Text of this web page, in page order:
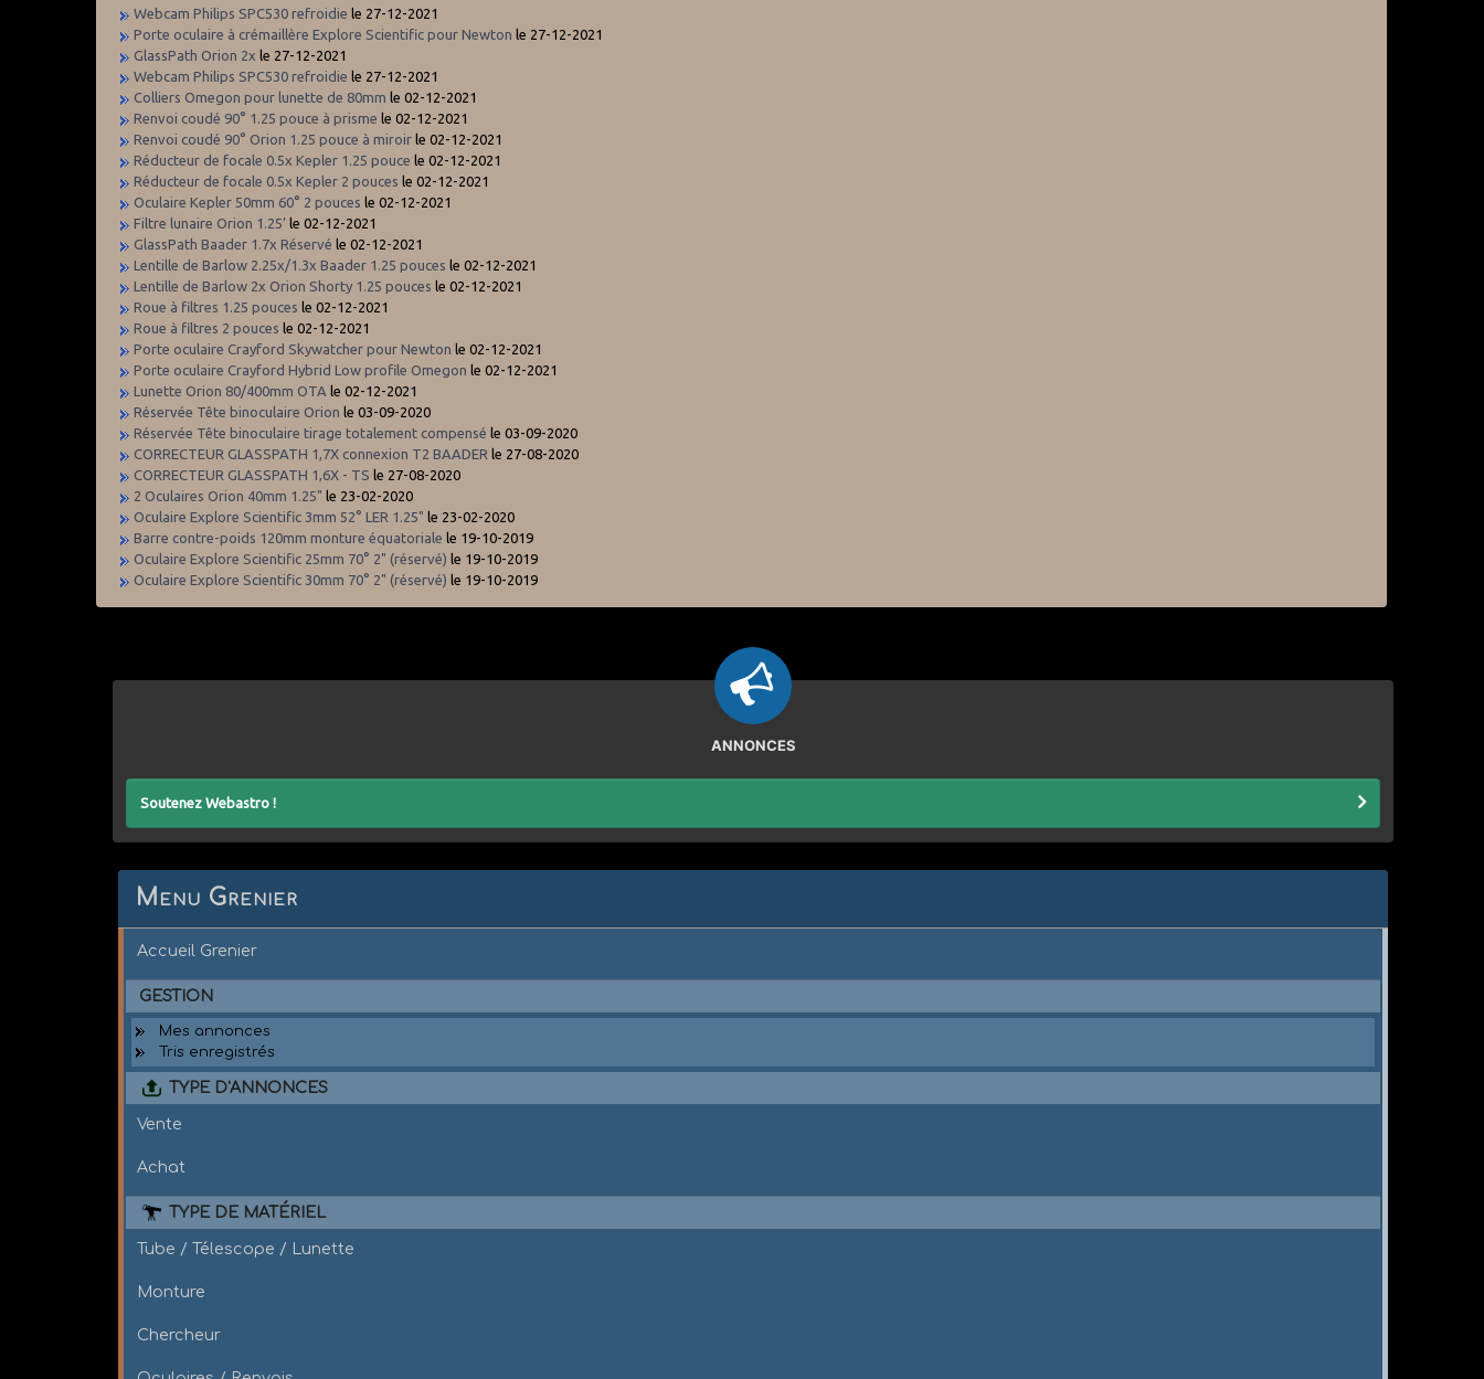
Webcam Philips SPC530 refroidie le 27-12-2021
Porte oculaire à crémaillère Explore Scientific pour Newton le 27-12-2021
GlassPath Orion 2x le 27-12-2021
Webcam Philips SPC530 refroidie le 27-12-2021
Colliers Omegon pour lunette de 80mm le 02-12-2021
Renvoi coudé 90° 1.25 pouce à prisme le 02-12-2021
Renvoi coudé 90° Orion 1.25 pouce à miroir le 02-12-2021
Réducteur de focale 0.5x Kepler 1.25 pouce le 02-12-2021
Réducteur de focale 0.5x Kepler 2 pouces le 02-12-2021
Oculaire Kepler 50mm 60° 2 pouces le 02-12-2021
Filtre lunaire Orion 1.25’ le 02-12-2021
GlassPath Baader 1.7x Réservé le 02-12-2021
Lentille de Barlow 2.25x/1.3x Baader 1.25 pouces le 02-12-2021
Lentille de Barlow 2x Orion Shorty 1.25 pouces le 02-12-2021
Roue à filtres 1.25 pouces le 02-12-2021
Roue à filtres 2 pouces le 02-12-2021
Porte oculaire Crayford Skywatcher pour Newton le 02-12-2021
Porte oculaire Crayford Hybrid Low profile Omegon le 02-12-2021
Lunette Orion 80/400mm OTA le 02-12-2021
Réservée Tête binoculaire Orion le 03-09-2020
Réservée Tête binoculaire tirage totalement compensé le 03-09-2020
CORRECTEUR GLASSPATH 1,7X connexion T2 BAADER le 27-08-2020
CORRECTEUR GLASSPATH 1,6X - TS le 27-08-2020
2 Oculaires Orion 40mm 1.25" le 23-02-2020
Oculaire Explore Scientific 3mm 52° LER 1.25" le 23-02-2020
Barre contre-poids 120mm monture équatoriale le 19-10-2019
Oculaire Explore Scientific 25mm 70° 2" (réservé) le 19-10-2019
Oculaire Explore Scientific 30mm 70° 2" (réservé) le 19-10-2019
ANNONCES
Soutenez Webastro !
Menu Grenier
Accueil Grenier
GESTION
Mes annonces
Tris enregistrés
TYPE D'ANNONCES
Vente
Achat
TYPE DE MATÉRIEL
Tube / Télescope / Lunette
Monture
Chercheur